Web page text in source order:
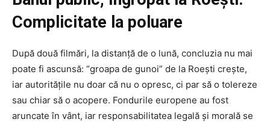
Complicitate la poluare
După două filmări, la distanță de o lună, concluzia nu mai
poate fi ascunsă: “groapa de gunoi” de la Roești crește,
iar autoritățile nu doar că nu o opresc, ci par să o tolereze
sau chiar să o acopere. Fondurile europene au fost
aruncate în vânt, iar responsabilitatea legală și morală se